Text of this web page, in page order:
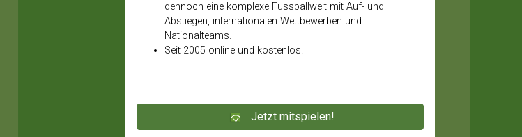
dennoch eine komplexe Fussballwelt mit Auf- und
Abstiegen, internationalen Wettbewerben und
Nationalteams.
Seit 2005 online und kostenlos.
Jetzt mitspielen!